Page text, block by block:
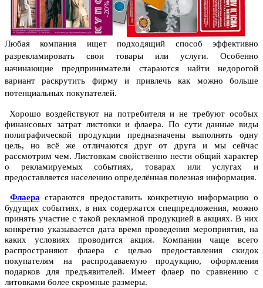
Любая компания ищет подходящий способ эффективно
разрекламировать свои товары или услуги. Особенно
начинающие предприниматели стараются найти недорогой
вариант раскрутить фирму и привлечь как можно больше
потенциальных покупателей.
Хорошо воздействуют на потребителя и не требуют особых
финансовых затрат листовки и флаера. По сути данные виды
полиграфической продукции предназначены выполнять одну
цель, но всё же отличаются друг от друга и мы сейчас
рассмотрим чем. Листовкам свойственно нести общий характер
о рекламируемых событиях, товарах или услугах и
предоставляется населению определённая полезная информация.
Флаерастараются предоставить конкретную информацию о
будущих событиях, в них содержатся спецпредложения, можно
принять участие с такой рекламной продукцией в акциях. В них
конкретно указывается дата время проведения мероприятия, на
каких условиях проводится акция. Компании чаще всего
распространяют флаера с целью предоставления скидок
покупателям на распродаваемую продукцию, оформления
подарков для предъявителей. Имеет флаер по сравнению с
литовками более скромные размеры.